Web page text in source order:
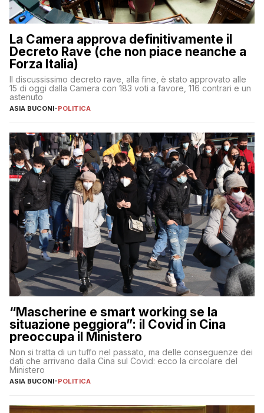
La Camera approva definitivamente il
Decreto Rave (che non piace neanche a
Forza Italia)
Il discussissimo decreto rave, alla fine, è stato approvato alle
15 di oggi dalla Camera con 183 voti a favore, 116 contrari e un
astenuto
ASIA BUCONI-POLITICA
“Mascherine e smart working se la
situazione peggiora”: il Covid in Cina
preoccupa il Ministero
Non si tratta di un tuffo nel passato, ma delle conseguenze dei
dati che arrivano dalla Cina sul Covid: ecco la circolare del
Ministero
ASIA BUCONI-POLITICA